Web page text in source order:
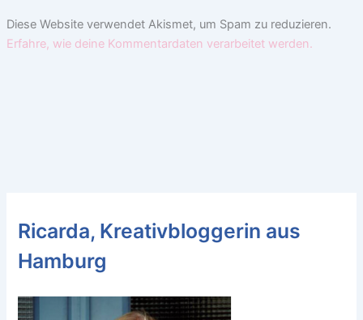
Diese Website verwendet Akismet, um Spam zu reduzieren.
Erfahre, wie deine Kommentardaten verarbeitet werden.
Ricarda, Kreativbloggerin aus
Hamburg